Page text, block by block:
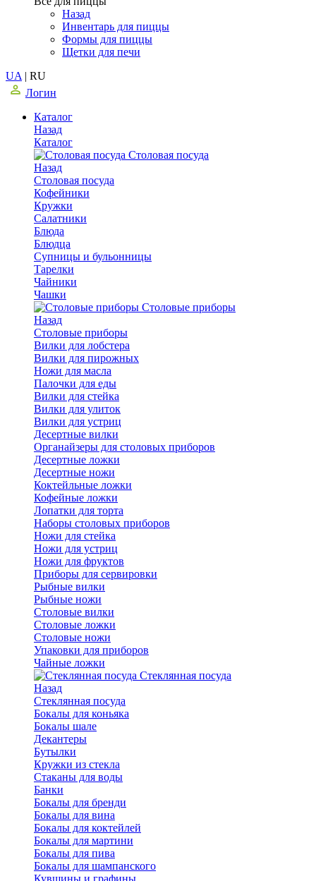
Назад
Инвентарь для пиццы
Формы для пиццы
Щетки для печи
UA | RU
Логин
Каталог
Назад
Каталог
Столовая посуда
Назад
Столовая посуда
Кофейники
Кружки
Салатники
Блюда
Блюдца
Супницы и бульонницы
Тарелки
Чайники
Чашки
Cтоловые приборы
Назад
Cтоловые приборы
Вилки для лобстера
Вилки для пирожных
Ножи для масла
Палочки для еды
Вилки для стейка
Вилки для улиток
Вилки для устриц
Десертные вилки
Органайзеры для столовых приборов
Десертные ложки
Десертные ножи
Коктейльные ложки
Кофейные ложки
Лопатки для торта
Наборы столовых приборов
Ножи для стейка
Ножи для устриц
Ножи для фруктов
Приборы для сервировки
Рыбные вилки
Рыбные ножи
Столовые вилки
Столовые ложки
Столовые ножи
Упаковки для приборов
Чайные ложки
Стеклянная посуда
Назад
Стеклянная посуда
Бокалы для коньяка
Бокалы шале
Декантеры
Бутылки
Кружки из стекла
Стаканы для воды
Банки
Бокалы для бренди
Бокалы для вина
Бокалы для коктейлей
Бокалы для мартини
Бокалы для пива
Бокалы для шампанского
Кувшины и графины